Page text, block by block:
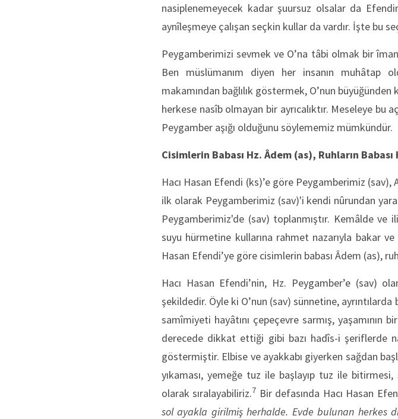
nasiplenemeyecek kadar şuursuz olsalar da
aynîleşmeye çalışan seçkin kullar da vardır. İşte bu
Peygamberimizi sevmek ve O’na tâbi olmak bir
Ben müslümanım diyen her insanın muhâtap
makamından bağlılık göstermek, O’nun
herkese nasîb olmayan bir ayrıcalıktır. Meseleye bu
Peygamber aşığı olduğunu söylememiz mümkündür.
Cisimlerin Babası Hz. Âdem (as), Ruhların Babası
Hacı Hasan Efendi (ks)’e göre Peygamberimiz
ilk olarak Peygamberimiz (sav)'i kendi nûrundan
Peygamberimiz'de (sav) toplanmıştır. Kemâlde ve
suyu hürmetine kullarına rahmet nazarıyla bakar
Hasan Efendi’ye göre cisimlerin babası Âdem (as),
Hacı Hasan Efendi’nin, Hz. Peygamber’e (sav)
şekildedir. Öyle ki O’nun (sav) sünnetine,
samîmiyeti hayâtını çepeçevre sarmış, yaşamının
derecede dikkat ettiği gibi bazı hadîs-i şeriflerde
göstermiştir. Elbise ve ayakkabı giyerken sağdan
yıkaması, yemeğe tuz ile başlayıp tuz ile
olarak sıralayabiliriz.7 Bir defasında Hacı Hasan
sol ayakla girilmiş herhalde. Evde bulunan herkes